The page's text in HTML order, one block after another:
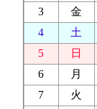
3
金
4
土
5
日
6
月
7
火